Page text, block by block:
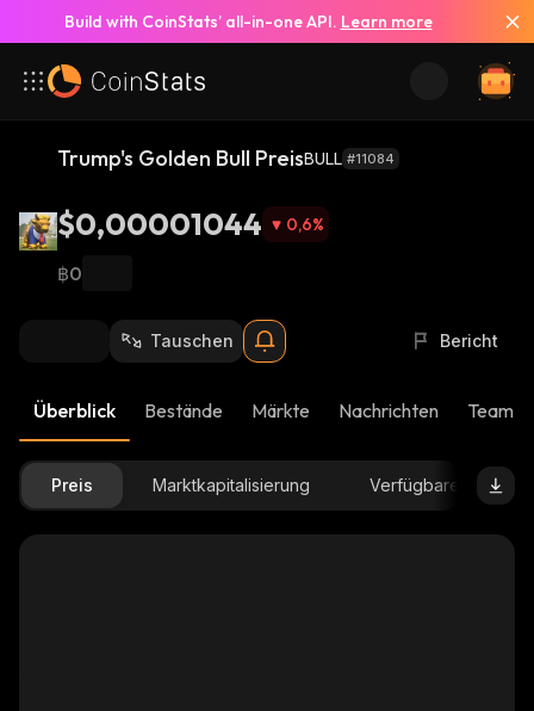
Build with CoinStats’ all-in-one API. Learn more
Trump's Golden Bull PreisBULL #11084
$0,00001044 0,6%
฿0
Tauschen Bericht
Überblick Bestände Märkte Nachrichten Team-
Preis Marktkapitalisierung Verfügbare Menge